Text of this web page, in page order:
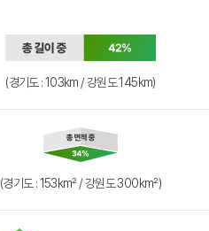
(경기도 : 103km / 강원도 145km)
(경기도 : 153km² / 강원도 300km²)